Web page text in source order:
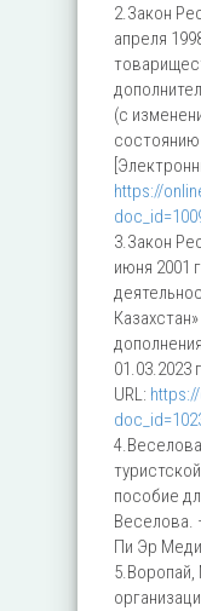
2.Закон
апреля
(с
состоянию
https://
3.Закон
июня 2001
01.03.2023
URL:
пособие
Веселова.
Пи Эр
5.Воропай,